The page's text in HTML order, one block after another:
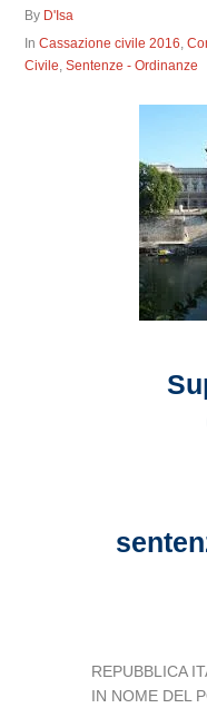
By D'Isa
InCassazione civile 2016,
Civile,Sentenze - Ordinanze
REPUBBLICA
IN NOME DEL